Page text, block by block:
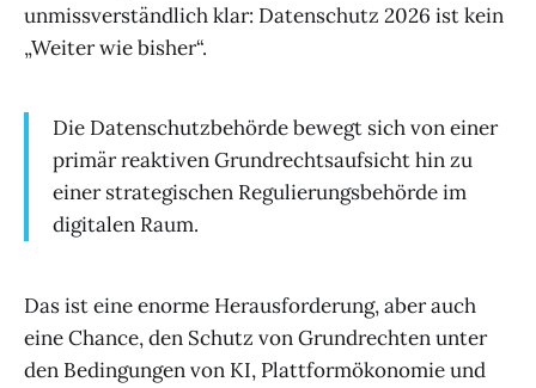
unmissverständlich klar: Datenschutz 2026 ist kein
„Weiter wie bisher“.
Die Datenschutzbehörde bewegt sich von einer
primär reaktiven Grundrechtsaufsicht hin zu
einer strategischen Regulierungsbehörde im
digitalen Raum.
Das ist eine enorme Herausforderung, aber auch
eine Chance, den Schutz von Grundrechten unter
den Bedingungen von KI, Plattformökonomie und